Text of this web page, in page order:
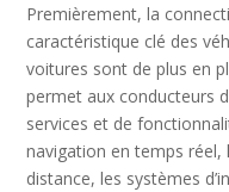
Premièrement, la
caractéristique clé des
voitures sont de plus en
permet aux conducteurs
services et de
navigation en temps réel,
distance, les systèmes